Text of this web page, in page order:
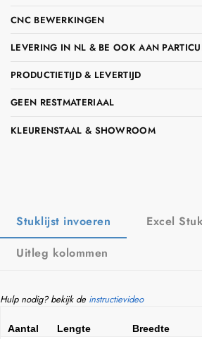
CNC BEWERKINGEN
LEVERING IN NL & BE OOK AAN
PRODUCTIETIJD & LEVERTIJD
GEEN RESTMATERIAAL
KLEURENSTAAL & SHOWROOM
Stuklijst invoeren
Excel
Uitleg kolommen
Hulp nodig? bekijk de instructievideo
Aantal Lengte Breedte